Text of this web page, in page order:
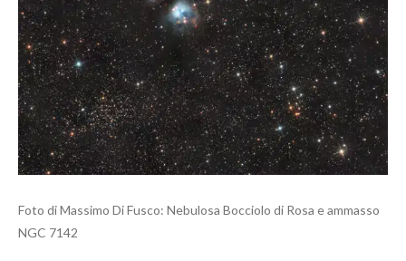
Foto di Massimo Di Fusco: Nebulosa Bocciolo di Rosa e ammasso
NGC 7142